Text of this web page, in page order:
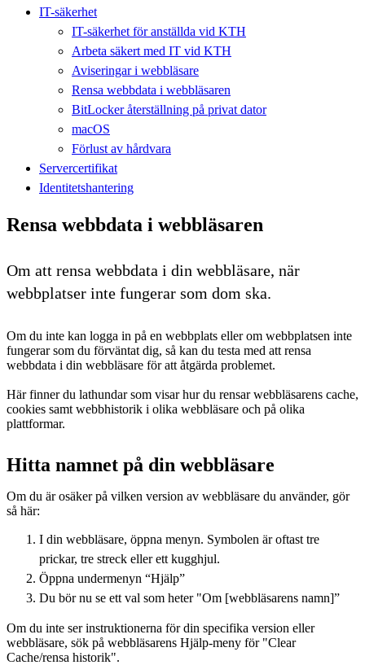
IT-säkerhet
IT-säkerhet för anställda vid KTH
Arbeta säkert med IT vid KTH
Aviseringar i webbläsare
Rensa webbdata i webbläsaren
BitLocker återställning på privat dator
macOS
Förlust av hårdvara
Servercertifikat
Identitetshantering
Rensa webbdata i webbläsaren
Om att rensa webbdata i din webbläsare, när
webbplatser inte fungerar som dom ska.
Om du inte kan logga in på en webbplats eller om webbplatsen inte
fungerar som du förväntat dig, så kan du testa med att rensa
webbdata i din webbläsare för att åtgärda problemet.
Här finner du lathundar som visar hur du rensar webbläsarens cache,
cookies samt webbhistorik i olika webbläsare och på olika
plattformar.
Hitta namnet på din webbläsare
Om du är osäker på vilken version av webbläsare du använder, gör
så här:
I din webbläsare, öppna menyn. Symbolen är oftast tre
prickar, tre streck eller ett kugghjul.
Öppna undermenyn “Hjälp”
Du bör nu se ett val som heter "Om [webbläsarens namn]”
Om du inte ser instruktionerna för din specifika version eller
webbläsare, sök på webbläsarens Hjälp-meny för "Clear
Cache/rensa historik".